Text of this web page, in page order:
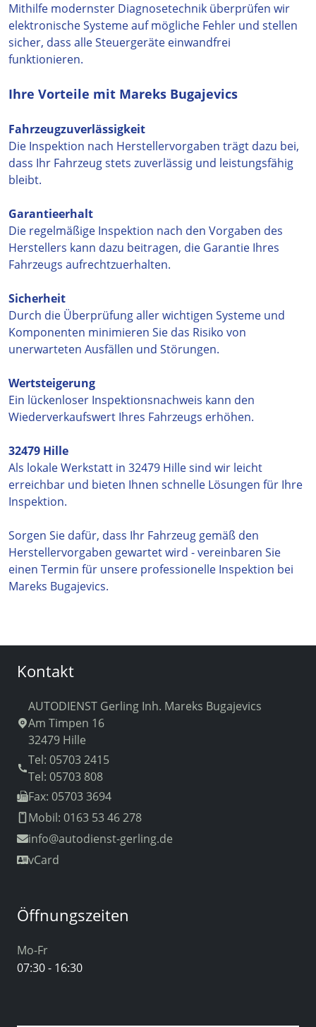
Mithilfe modernster Diagnosetechnik überprüfen wir
elektronische Systeme auf mögliche Fehler und stellen
sicher, dass alle Steuergeräte einwandfrei
funktionieren.
Ihre Vorteile mit Mareks Bugajevics
Fahrzeugzuverlässigkeit
Die Inspektion nach Herstellervorgaben trägt dazu bei,
dass Ihr Fahrzeug stets zuverlässig und leistungsfähig
bleibt.
Garantieerhalt
Die regelmäßige Inspektion nach den Vorgaben des
Herstellers kann dazu beitragen, die Garantie Ihres
Fahrzeugs aufrechtzuerhalten.
Sicherheit
Durch die Überprüfung aller wichtigen Systeme und
Komponenten minimieren Sie das Risiko von
unerwarteten Ausfällen und Störungen.
Wertsteigerung
Ein lückenloser Inspektionsnachweis kann den
Wiederverkaufswert Ihres Fahrzeugs erhöhen.
32479 Hille
Als lokale Werkstatt in 32479 Hille sind wir leicht
erreichbar und bieten Ihnen schnelle Lösungen für Ihre
Inspektion.
Sorgen Sie dafür, dass Ihr Fahrzeug gemäß den
Herstellervorgaben gewartet wird - vereinbaren Sie
einen Termin für unsere professionelle Inspektion bei
Mareks Bugajevics.
Kontakt
AUTODIENST Gerling Inh. Mareks Bugajevics
Am Timpen 16
32479 Hille
Tel: 05703 2415
Tel: 05703 808
Fax: 05703 3694
Mobil: 0163 53 46 278
info@autodienst-gerling.de
vCard
Öffnungszeiten
Mo-Fr
07:30 - 16:30